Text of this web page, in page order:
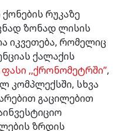
რუკაზე
ზონად ლისის
იკვეთება, რომელიც
ქალაქის
ფასი ,,ქრონომეტრში’’,
კომპლექსში, სხვა
გაცილებით
ზრდის